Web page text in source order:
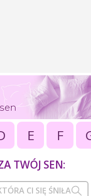
E F
TWÓJ SEN: